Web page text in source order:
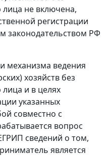
не включена,
регистрации
законодательством РФ
механизма ведения
хозяйств без
и в целях
указанных
совместно с
вопрос
сведений о том,
является